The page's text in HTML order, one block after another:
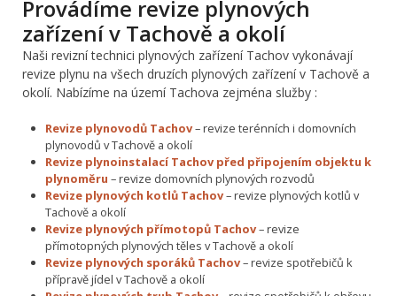
Provádíme revize plynových
zařízení v Tachově a okolí
Naši revizní technici plynových zařízení Tachov vykonávají
revize plynu na všech druzích plynových zařízení v Tachově a
okolí. Nabízíme na území Tachova zejména služby :
Revize plynovodů Tachov– revize terénních i domovních
plynovodů v Tachově a okolí
Revize plynoinstalací Tachov před připojením objektu k
plynoměru – revize domovních plynových rozvodů
Revize plynových kotlů Tachov– revize plynových kotlů v
Tachově a okolí
Revize plynových přímotopů Tachov– revize
přímotopných plynových těles v Tachově a okolí
Revize plynových sporáků Tachov– revize spotřebičů k
přípravě jídel v Tachově a okolí